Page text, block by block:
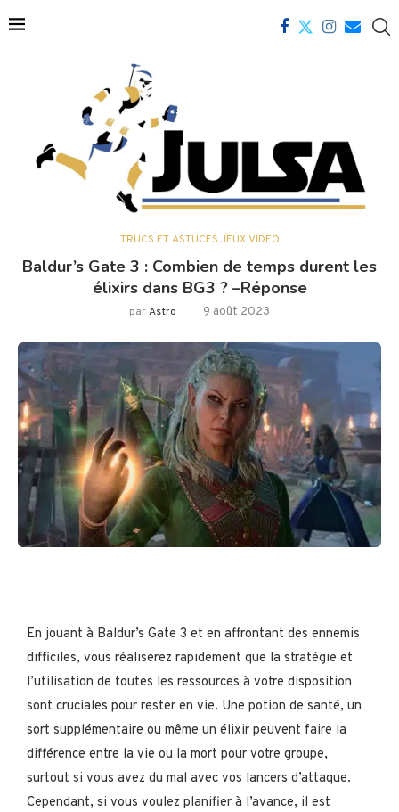
TRUCS ET ASTUCES JEUX VIDÉO
Baldur’s Gate 3 : Combien de temps durent les
élixirs dans BG3 ? –Réponse
parAstro 9 août 2023
En jouant à Baldur’s Gate 3 et en affrontant des ennemis
difficiles, vous réaliserez rapidement que la stratégie et
l’utilisation de toutes les ressources à votre disposition
sont cruciales pour rester en vie. Une potion de santé, un
sort supplémentaire ou même un élixir peuvent faire la
différence entre la vie ou la mort pour votre groupe,
surtout si vous avez du mal avec vos lancers d’attaque.
Cependant, si vous voulez planifier à l’avance, il est